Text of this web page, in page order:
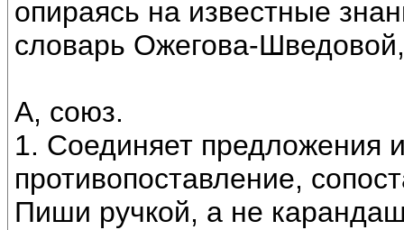
опираясь на известные
словарь Ожегова-
А, союз.
1. Соединяет предложения
противопоставление,
Пиши ручкой, а не